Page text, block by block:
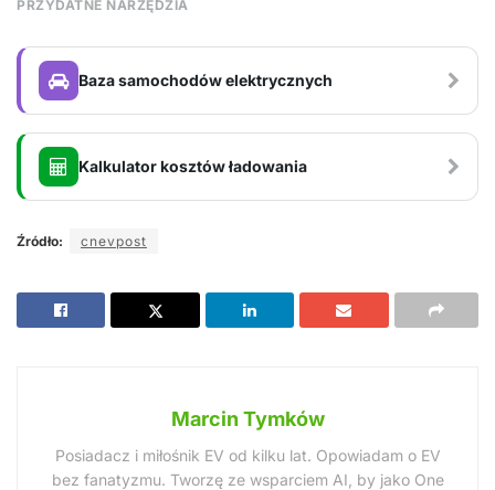
PRZYDATNE NARZĘDZIA
Baza samochodów elektrycznych
Kalkulator kosztów ładowania
Źródło: cnevpost
Marcin Tymków
Posiadacz i miłośnik EV od kilku lat. Opowiadam o EV
bez fanatyzmu. Tworzę ze wsparciem AI, by jako One